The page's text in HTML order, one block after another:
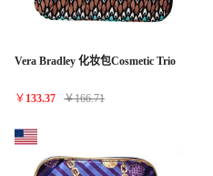
Vera Bradley 化妆包Cosmetic Trio
￥ 133.37 ￥166.71